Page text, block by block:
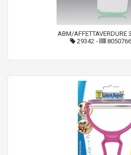
ABM/AFFETTAVERDURE
29342 -